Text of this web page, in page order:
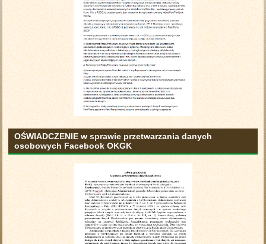
OŚWIADCZENIE w sprawie przetwarzania danych
osobowych Facebook OKGK